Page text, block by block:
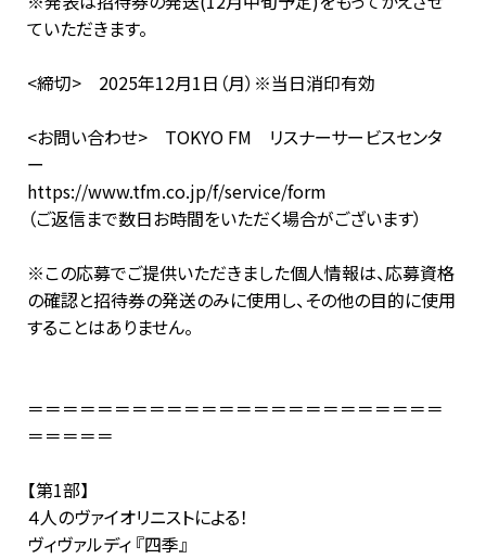
ていただきます。
<締切> 2025年12月1日（月）※当日消印有効
<お問い合わせ> TOKYO FM リスナーサービスセンタ
ー
https://www.tfm.co.jp/f/service/form
（ご返信まで数日お時間をいただく場合がございます）
※この応募でご提供いただきました個人情報は、応募資格
の確認と招待券の発送のみに使用し、その他の目的に使用
することはありません。
＝＝＝＝＝＝＝＝＝＝＝＝＝＝＝＝＝＝＝＝＝＝＝＝
＝＝＝＝＝
【第1部】
４人のヴァイオリニストによる！
ヴィヴァルディ 『四季』